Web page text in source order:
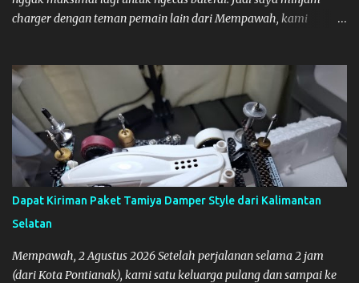
charger dengan teman pemain lain dari Mempawah, kami
lebih maksimal, mobil jadi lebih kencang. SKYRC NC2200
Dapat Kiriman Paket Tamiya Damper Style dari Kalimantan
Selatan
Mempawah, 2 Agustus 2026 Setelah perjalanan selama 2 jam
(dari Kota Pontianak), kami satu keluarga pulang dan sampai ke